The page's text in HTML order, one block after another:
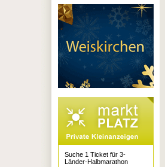
Suche 1 Ticket für 3-
Länder-Halbmarathon